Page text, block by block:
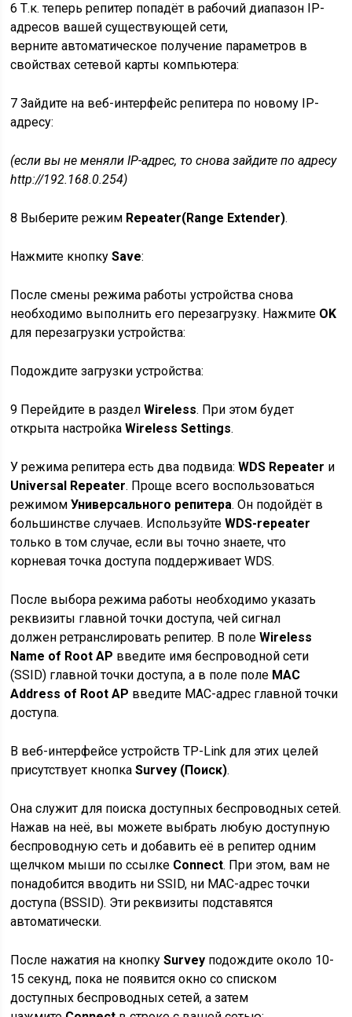
6 Т.к. теперь репитер попадёт в рабочий диапазон IP-
адресов вашей существующей сети,
верните автоматическое получение параметров в
свойствах сетевой карты компьютера:
7 Зайдите на веб-интерфейс репитера по новому IP-
адресу:
(если вы не меняли IP-адрес, то снова зайдите по адресу
http://192.168.0.254)
8 Выберите режим Repeater(Range Extender).
Нажмите кнопкуSave:
После смены режима работы устройства снова
необходимо выполнить его перезагрузку. Нажмите OK
для перезагрузки устройства:
Подождите загрузки устройства:
9 Перейдите в разделWireless. При этом будет
открыта настройкаWireless Settings.
У режима репитера есть два подвида:WDS Repeater и
Universal Repeater. Проще всего воспользоваться
режимомУниверсального репитера. Он подойдёт в
большинстве случаев. ИспользуйтеWDS-repeater
только в том случае, если вы точно знаете, что
корневая точка доступа поддерживает WDS.
После выбора режима работы необходимо указать
реквизиты главной точки доступа, чей сигнал
должен ретранслировать репитер. В полеWireless
Name of Root AP введите имя беспроводной сети
(SSID) главной точки доступа, а в поле поле MAC
Address of Root AP введите MAC-адрес главной точки
доступа.
В веб-интерфейсе устройств TP-Link для этих целей
присутствует кнопкаSurvey (Поиск).
Она служит для поиска доступных беспроводных сетей.
Нажав на неё, вы можете выбрать любую доступную
беспроводную сеть и добавить её в репитер одним
щелчком мыши по ссылке Connect. При этом, вам не
понадобится вводить ни SSID, ни MAC-адрес точки
доступа (BSSID). Эти реквизиты подставятся
автоматически.
После нажатия на кнопкуSurvey подождите около 10-
15 секунд, пока не появится окно со списком
доступных беспроводных сетей, а затем